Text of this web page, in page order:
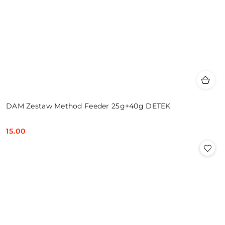
DAM Zestaw Method Feeder 25g+40g DETEK
Cena:
15.00